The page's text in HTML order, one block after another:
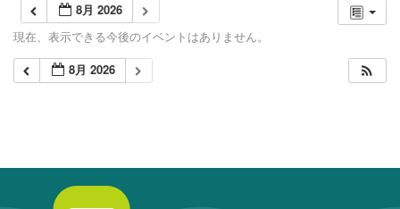
8月 2026
現在、表示できる今後のイベントはありません。
8月 2026